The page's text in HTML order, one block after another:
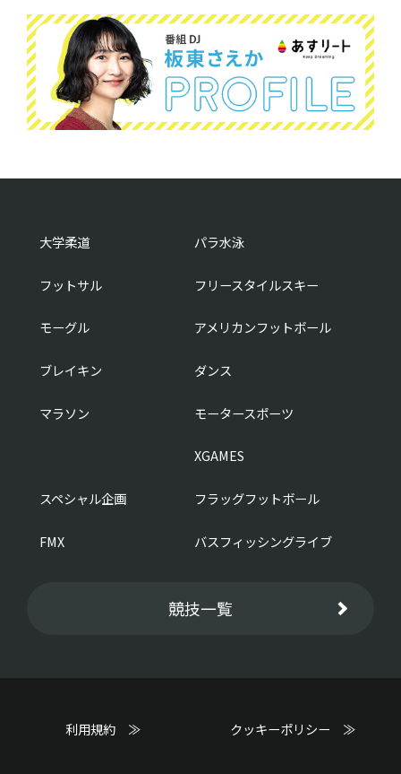
大学柔道 パラ水泳
フットサル フリースタイルスキー
モーグル アメリカンフットボール
ブレイキン ダンス
マラソン モータースポーツ
XGAMES
スペシャル企画 フラッグフットボール
FMX バスフィッシングライブ
競技一覧
利用規約 ≫ クッキーポリシー ≫